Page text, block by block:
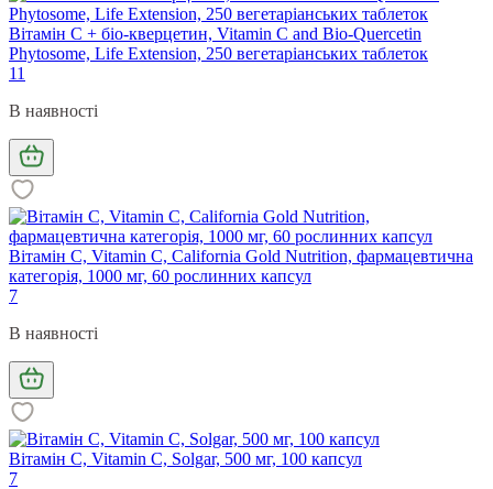
Вітамін С + біо-кверцетин, Vitamin C and Bio-Quercetin
Phytosome, Life Extension, 250 вегетаріанських таблеток
11
В наявності
Вітамін C, Vitamin C, California Gold Nutrition, фармацевтична
категорія, 1000 мг, 60 рослинних капсул
7
В наявності
Вітамін С, Vitamin C, Solgar, 500 мг, 100 капсул
7